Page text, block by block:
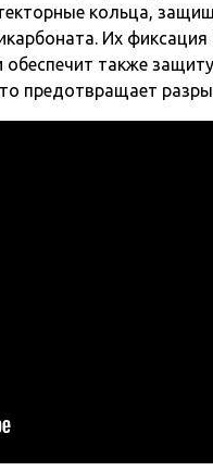
кольца,
Их
также
предотвращает